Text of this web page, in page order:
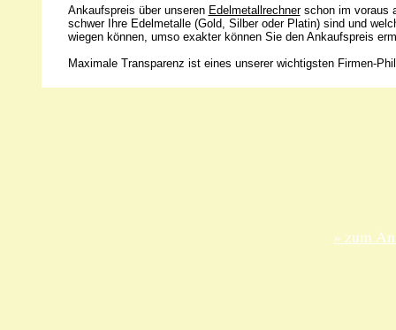
Ankaufspreis über unseren Edelmetallrechnerschon im voraus
schwer Ihre Edelmetalle (Gold, Silber oder Platin) sind und
wiegen können, umso exakter können Sie den Ankaufspreis
Maximale Transparenz ist eines unserer wichtigsten Firmen-
» zum